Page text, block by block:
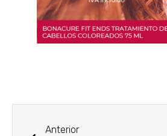
Anterior